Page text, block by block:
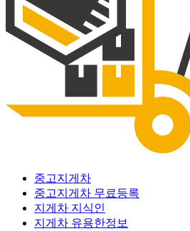
중고지게차
중고지게차 무료등록
지게차 지식인
지게차 유용한정보